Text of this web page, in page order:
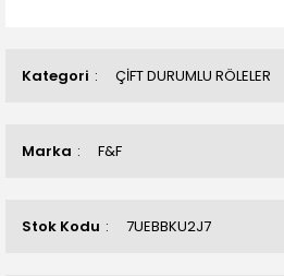
Kategori ÇİFT DURUMLU RÖLELER
Marka F&F
Stok Kodu 7UEBBKU2J7